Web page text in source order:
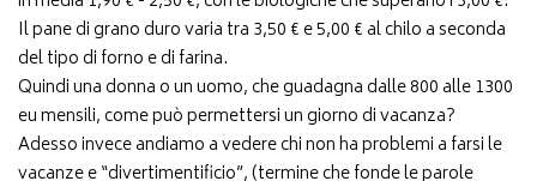
Il pane di grano duro varia tra 3,50 € e 5,00 € al chilo a seconda
del tipo di forno e di farina.
Quindi una donna o un uomo, che guadagna dalle 800 alle 1300
eu mensili, come può permettersi un giorno di vacanza?
Adesso invece andiamo a vedere chi non ha problemi a farsi le
vacanze e “divertimentificio”, (termine che fonde le parole